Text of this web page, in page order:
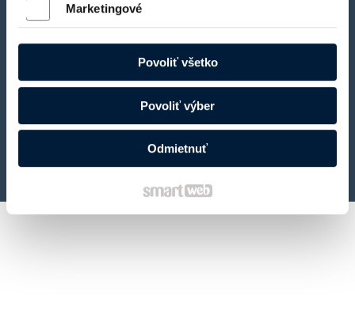
Marketingové
Odmietnuť
Povoliť výber
Povoliť všetko
Spravovať súhlas